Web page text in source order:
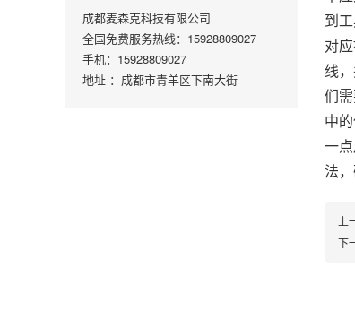
成都麦森克科技有限公司
全国免费服务热线：15928809027
手机：15928809027
地址 ：成都市青羊区下南大街
到
对
线
们
中
一
法
上
下